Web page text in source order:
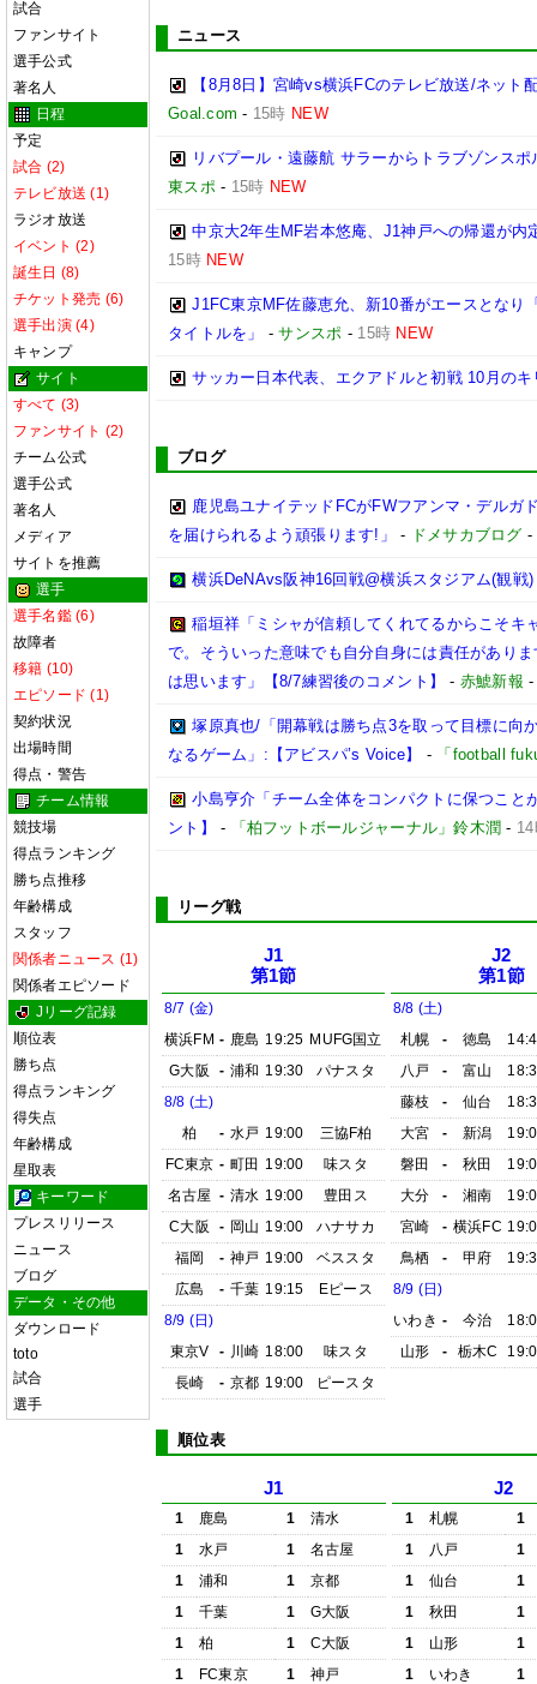
試合
ファンサイト
選手公式
著名人
日程
予定
試合 (2)
テレビ放送 (1)
ラジオ放送
イベント (2)
誕生日 (8)
チケット発売 (6)
選手出演 (4)
キャンプ
サイト
すべて (3)
ファンサイト (2)
チーム公式
選手公式
著名人
メディア
サイトを推薦
選手
選手名鑑 (6)
故障者
移籍 (10)
エピソード (1)
契約状況
出場時間
得点・警告
チーム情報
競技場
得点ランキング
勝ち点推移
年齢構成
スタッフ
関係者ニュース (1)
関係者エピソード
Jリーグ記録
順位表
勝ち点
得点ランキング
得失点
年齢構成
星取表
キーワード
プレスリリース
ニュース
ブログ
データ・その他
ダウンロード
toto
試合
選手
ニュース
【8月8日】宮崎vs横浜FCのテレビ放送/ネット
Goal.com - 15時 NEW
リバプール・遠藤航 サラーからトラブゾンス
東スポ- 15時 NEW
中京大2年生MF岩本悠庵、J1神戸への帰還が内
15時 NEW
J1FC東京MF佐藤恵允、新10番がエースとなり
タイトルを」
-サンスポ - 15時 NEW
サッカー日本代表、エクアドルと初戦 10月のキ
ブログ
鹿児島ユナイテッドFCがFWフアンマ・デルガ
を届けられるよう頑張ります!」
- ドメサカブログ -
横浜DeNAvs阪神16回戦@横浜スタジアム(観戦)
稲垣祥「ミシャが信頼してくれてるからこそキ
で。そういった意味でも自分自身には責任があり
は思います」【8/7練習後のコメント】
- 赤鯱新報
塚原真也/「開幕戦は勝ち点3を取って目標に向
なるゲーム」:【アビスパ’s Voice】
- 「football
小島亨介「チーム全体をコンパクトに保つこ
ント】
- 「柏フットボールジャーナル」鈴木潤 -
リーグ戦
J1
第1節
8/7 (金)
横浜FM - 鹿島 19:25 MUFG国立
G大阪
- 浦和 19:30
パナスタ
8/8 (土)
柏
- 水戸 19:00
三協F柏
FC東京 - 町田 19:00
味スタ
名古屋 - 清水 19:00
豊田ス
C大阪
- 岡山 19:00
ハナサカ
福岡
- 神戸 19:00
ベススタ
広島
- 千葉 19:15
Eピース
8/9 (日)
東京V
- 川崎 18:00
味スタ
長崎
- 京都 19:00 ピースタ
J2
第1節
8/8 (土)
札幌
- 徳島
八戸
- 富山
藤枝
- 仙台
大宮
- 新潟
磐田
- 秋田
大分
- 湘南
宮崎
- 横浜FC
鳥栖
- 甲府
8/9 (日)
いわき - 今治
山形
- 栃木C
順位表
J1
1 鹿島 1
清水
1
水戸 1
名古屋
1
浦和 1
京都
1
千葉 1
G大阪
1
柏 1
C大阪
1
FC東京 1
神戸
J2
1 札幌
1
1
八戸
1
1
仙台
1
1
秋田
1
1
山形
1
1
いわき
1